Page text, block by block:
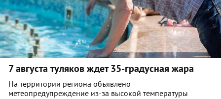
7 августа туляков ждет 35-градусная жара
На территории региона объявлено
метеопредупреждение из-за высокой температуры